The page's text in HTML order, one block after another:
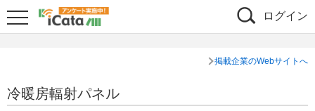
ログイン
掲載企業のWebサイトへ
冷暖房輻射パネル